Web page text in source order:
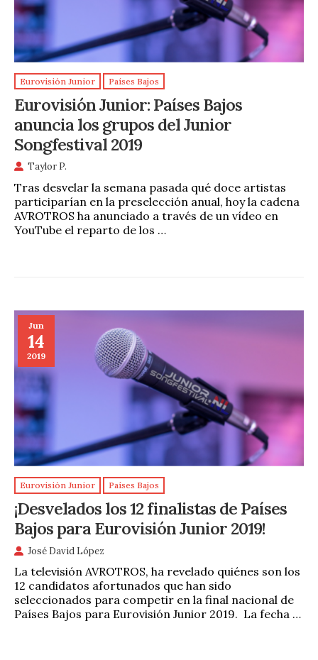
Eurovisión Junior Países Bajos
Eurovisión Junior: Países Bajos
anuncia los grupos del Junior
Songfestival 2019
Taylor P.
Tras desvelar la semana pasada qué doce artistas
participarían en la preselección anual, hoy la cadena
AVROTROS ha anunciado a través de un vídeo en
YouTube el reparto de los …
Jun
14
2019
Eurovisión Junior Países Bajos
¡Desvelados los 12 finalistas de Países
Bajos para Eurovisión Junior 2019!
José David López
La televisión AVROTROS, ha revelado quiénes son los
12 candidatos afortunados que han sido
seleccionados para competir en la final nacional de
Países Bajos para Eurovisión Junior 2019. La fecha …